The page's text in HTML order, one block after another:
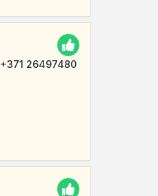
+371 26497480